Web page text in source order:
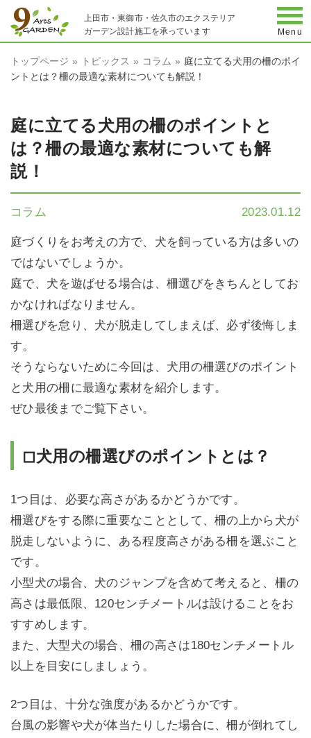
上田市・東御市・佐久市のエクステリア
ガーデン設計施工を承っています
Menu
トップページ トピックス コラム
庭に立てる犬用の柵のポイ
ントとは？柵の最適な素材についても解説！
庭に立てる犬用の柵のポイントと
は？柵の最適な素材についても解
説！
コラム 2023.01.12
庭づくりをお考えの方で、犬を飼っている方は多いの
ではないでしょうか。
庭で、犬を遊ばせる場合は、柵選びをきちんとしてお
かなければなりません。
柵選びを怠り、犬が脱走してしまえば、必ず後悔しま
す。
そうならないために今回は、犬用の柵選びのポイント
と犬用の柵に最適な素材を紹介します。
ぜひ最後までご覧下さい。
◻犬用の柵選びのポイントとは？
1つ目は、必要な高さがあるかどうかです。
柵選びをする際に重要なこととして、柵の上から犬が
脱走しないように、ある程度高さがある柵を選ぶこと
です。
小型犬の場合、犬のジャンプを含めて考えると、柵の
高さは最低限、120センチメートルは設けることをお
すすめします。
また、大型犬の場合、柵の高さは180センチメートル
以上を目安にしましょう。
2つ目は、十分な強度があるかどうかです。
台風の影響や犬が体当たりした場合に、柵が倒れてし